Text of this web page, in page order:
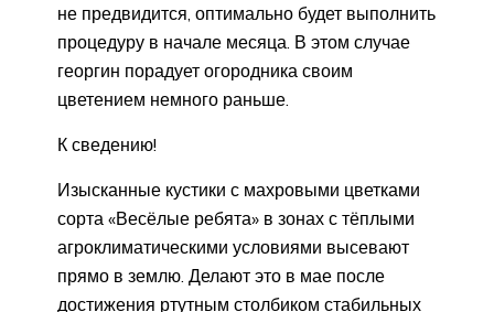
не предвидится, оптимально будет выполнить
процедуру в начале месяца. В этом случае
георгин порадует огородника своим
цветением немного раньше.
К сведению!
Изысканные кустики с махровыми цветками
сорта «Весёлые ребята» в зонах с тёплыми
агроклиматическими условиями высевают
прямо в землю. Делают это в мае после
достижения ртутным столбиком стабильных